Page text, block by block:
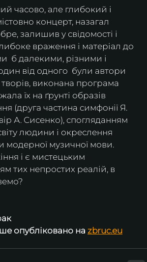
часово, але глибокий і
концерт, назагал
залишив у свідомості і
враження і матеріал до
б далекими, різними і
від одного  були автори
виконана програма
їх на ґрунті образів
(друга частина симфонії Я.
А. Сисенко), спогляданням
людини і окреслення
модерної музичної мови.
і є мистецьким
тих непростих реалій, в
опубліковано на zbruc.eu